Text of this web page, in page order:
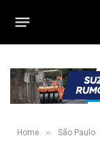
Home » São Paulo